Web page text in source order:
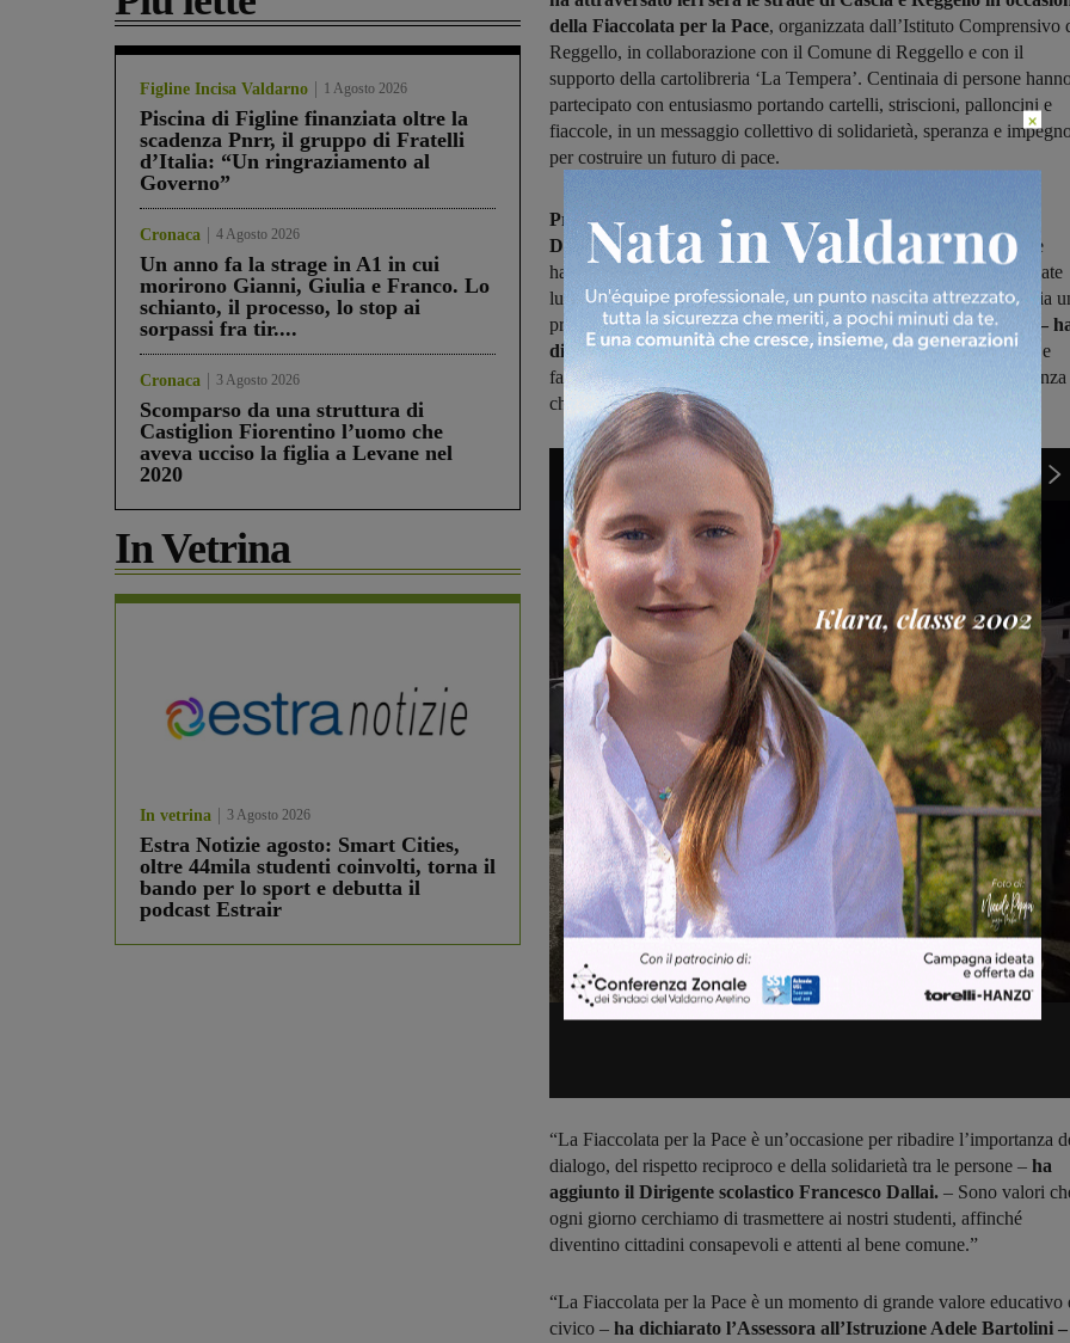
Figline Incisa Valdarno 1 Agosto 2026
Piscina di Figline finanziata oltre la
scadenza Pnrr, il gruppo di Fratelli
d’Italia: “Un ringraziamento al
Governo”
Cronaca 4 Agosto 2026
Un anno fa la strage in A1 in cui
morirono Gianni, Giulia e Franco. Lo
schianto, il processo, lo stop ai
sorpassi fra tir....
Cronaca 3 Agosto 2026
Scomparso da una struttura di
Castiglion Fiorentino l’uomo che
aveva ucciso la figlia a Levane nel
2020
In Vetrina
In vetrina 3 Agosto 2026
Estra Notizie agosto: Smart Cities,
oltre 44mila studenti coinvolti, torna il
bando per lo sport e debutta il
podcast Estrair
della Fiaccolata per la Pace, organizzata dall’Istituto Comprensivo
Reggello, in collaborazione con il Comune di Reggello e con il
supporto della cartolibreria ‘La Tempera’. Centinaia di persone
partecipato con entusiasmo portando cartelli, striscioni, palloncini e
fiaccole, in un messaggio collettivo di solidarietà, speranza e
per costruire un futuro di pace.
Presenti alla manifestazione il Dirigente scolastico Francesco
Dallai, il Sindaco Piero Giunti e tutta la Giunta comunale, che
hanno accompagnato il corteo nelle diverse tappe simboliche toccate
lungo il percorso. “Questa iniziativa testimonia quanto la scuola sia
presidio fondamentale di educazione alla pace e alla convivenza
–
dichiarato il Sindaco Piero Giunti. –Vedere così tanti bambini e
famiglie sfilare insieme per un ideale così alto è un segno di speranza
che ci commuove e ci responsabilizza come comunità.”
1 di 4
“La Fiaccolata per la Pace è un’occasione per ribadire l’importanza
dialogo, del rispetto reciproco e della solidarietà tra le persone – ha
aggiunto il Dirigente scolastico Francesco Dallai. – Sono valori
ogni giorno cerchiamo di trasmettere ai nostri studenti, affinché
diventino cittadini consapevoli e attenti al bene comune.”
“La Fiaccolata per la Pace è un momento di grande valore educativo
civico – ha dichiarato l’Assessora all’Istruzione Adele Bartolini –
×